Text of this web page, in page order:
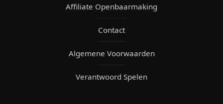
Affiliate Openbaarmaking
Contact
Algemene Voorwaarden
Verantwoord Spelen